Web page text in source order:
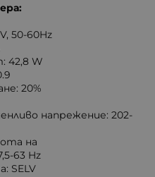
50-60Hz
42,8 W
20%
напрежение: 202-
на
63 Hz
SELV